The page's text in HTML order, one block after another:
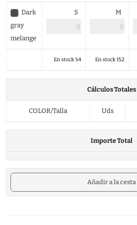
Dark
gray
melange
S M
En stock 54 En stock 152
Cálculos Totales
COLOR/Talla Uds
Importe Total
Añadir a la cesta